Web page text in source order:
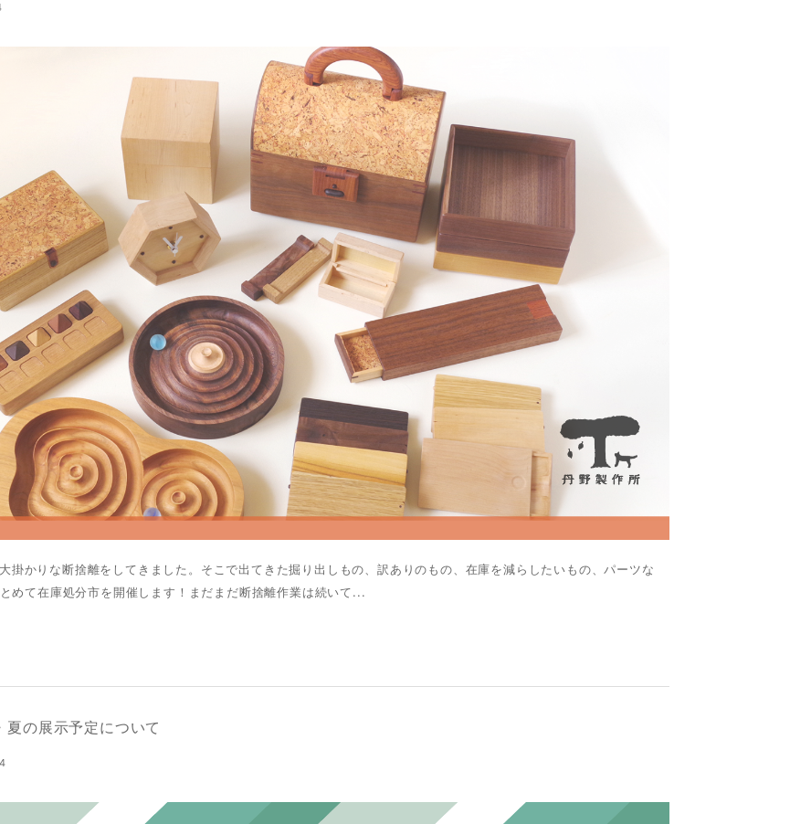
掛かりな断捨離をしてきました。そこで出てきた掘り出しもの、訳ありのもの、在庫を減らしたいもの、パーツな
めて在庫処分市を開催します！まだまだ断捨離作業は続いて...
夏の展示予定について